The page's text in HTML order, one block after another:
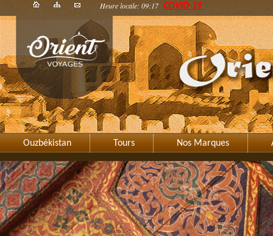
Heure locale: 09:17 COVID-19
Ouzbékistan Tours Nos Marques